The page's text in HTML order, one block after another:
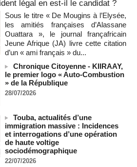
renforcer son efficacité opérationnelle
une hausse salariale historique
victimes d’enlèvements ont été
victimes d’enlèvements ont été
l’information à Sao Tomé-et-Principe à
stratégique lors de la simulation d'une
légal en est-il le candidat ?
Sous le titre « De Mougins à l’Elysée,
les amitiés françaises d’Alassane
Ouattara », le journal françafricain
Jeune Afrique (JA) livre cette citation
d’un « ami français » du...
Chronique Citoyenne - KIIRAAY,
le premier logo « Auto-Combustion
» de la République
28/07/2026
Touba, actualités d’une
immigration massive : Incidences
et interrogations d’une opération
de haute voltige
sociodémographique
22/07/2026